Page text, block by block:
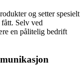
og setter spesielt
Selv ved
en pålitelig bedrift